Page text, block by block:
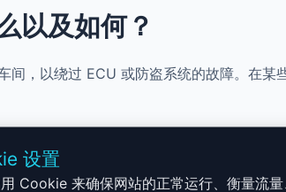
以及如何？
间，以绕过 ECU 或防盗系统的故障。在
设置
Cookie 来确保网站的正常运行、衡量流